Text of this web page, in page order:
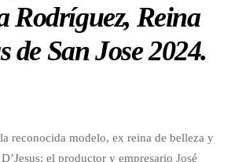
Rodríguez, Reina
de San Jose 2024.
reconocida modelo, ex reina de belleza y
el productor y empresario José